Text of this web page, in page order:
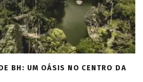
BH: UM OÁSIS NO CENTRO DA